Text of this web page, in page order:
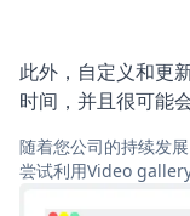
此外，自定义和
时间，并且很可能
随着您公司的持续发
尝试利用Video